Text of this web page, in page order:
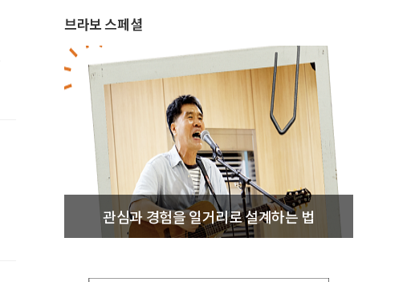
브라보 스페셜
관심과 경험을 일거리로 설계하는 법